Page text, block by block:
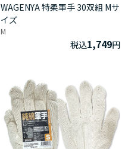
WAGENYA 特柔軍手 30双組 Mサ
イズ
M
税込1,749円